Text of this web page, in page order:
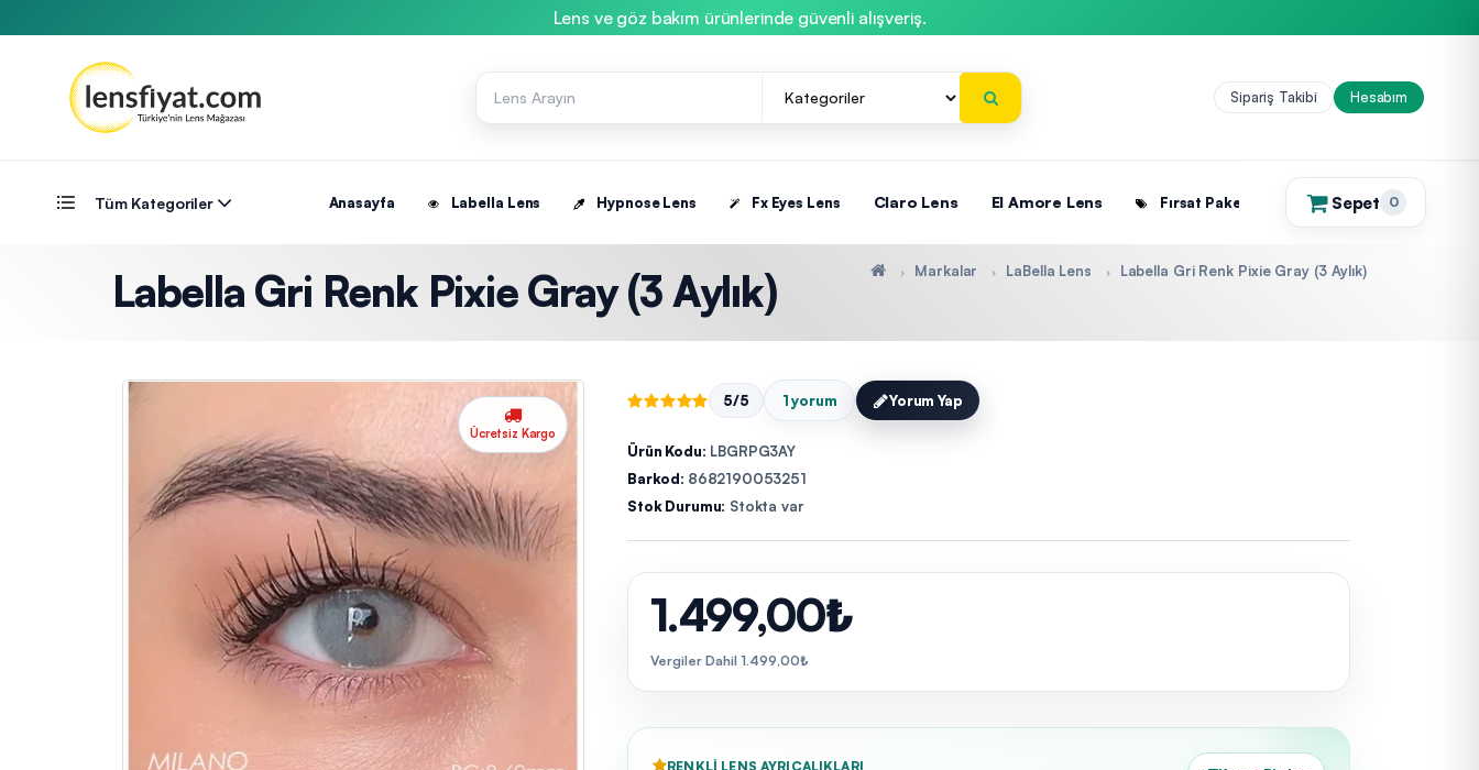
Lens ve göz bakım ürünlerinde güvenli alışveriş.
Sipariş Takibi Hesabım
Tüm Kategoriler Anasayfa Labella Lens Hypnose Lens Fx Eyes Lens Claro Lens El Amore Lens Fırsat Paketleri Sepet 0
(0)
Labella Gri Renk Pixie Gray (3 Aylık) Markalar LaBella Lens Labella Gri Renk Pixie Gray (3 Aylık)
Ücretsiz Kargo
5/5 1 yorum Yorum Yap
Ürün Kodu: LBGRPG3AY
Barkod: 8682190053251
Stok Durumu: Stokta var
1.499,00₺
Vergiler Dahil 1.499,00₺
RENKLI LENS AYRICALIKLARI